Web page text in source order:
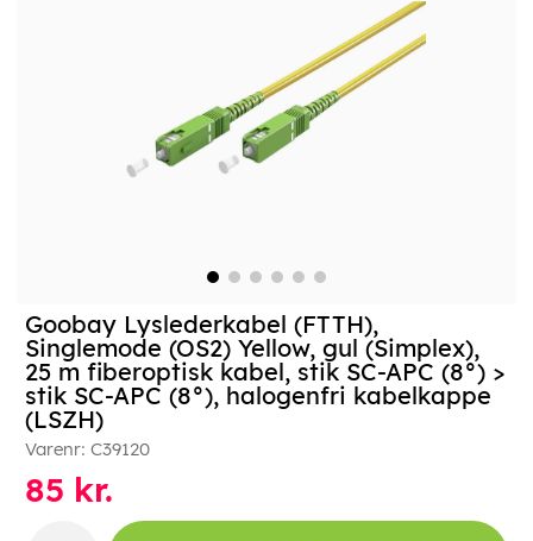
Goobay Lyslederkabel (FTTH),
Singlemode (OS2) Yellow, gul (Simplex),
25 m fiberoptisk kabel, stik SC-APC (8°) >
stik SC-APC (8°), halogenfri kabelkappe
(LSZH)
Varenr: C39120
85 kr.